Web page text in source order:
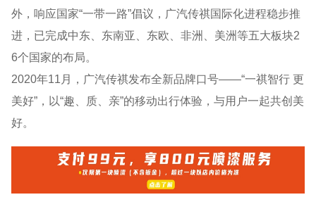
外，响应国家“一带一路”倡议，广汽传祺国际化进程稳步推
进，已完成中东、东南亚、东欧、非洲、美洲等五大板块2
6个国家的布局。
2020年11月，广汽传祺发布全新品牌口号——“一祺智行 更
美好”，以“趣、质、亲”的移动出行体验，与用户一起共创美
好。